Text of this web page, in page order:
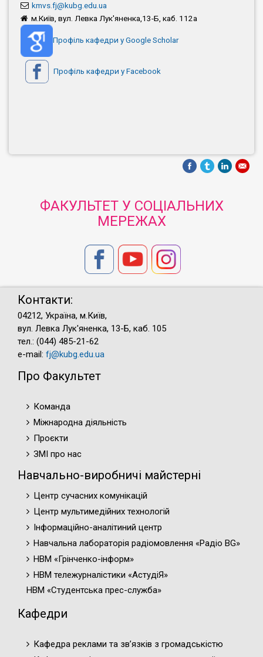
kmvs.fj@kubg.edu.ua
м.Київ, вул. Левка Лук'яненка,13-Б, каб. 112а
Профіль кафедри у Google Scholar
Профіль кафедри у Facebook
ФАКУЛЬТЕТ У СОЦІАЛЬНИХ
МЕРЕЖАХ
Контакти:
04212, Україна, м.Київ,
вул. Левка Лук'яненка, 13-Б, каб. 105
тел.: (044) 485-21-62
e-mail: fj@kubg.edu.ua
Про Факультет
Команда
Міжнародна діяльність
Проєкти
ЗМІ про нас
Навчально-виробничі майстерні
Центр сучасних комунікацій
Центр мультимедійних технологій
Інформаційно-аналітиний центр
Навчальна лабораторія радіомовлення «Радіо BG»
НВМ «Грінченко-інформ»
НВМ тележурналістики «АстудіЯ»
НВМ «Студентська прес-служба»
Кафедри
Кафедра реклами та зв’язків з громадськістю